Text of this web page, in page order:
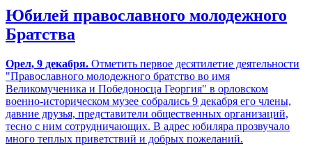
Юбилей православного молодежного
Братства
Орел, 9 декабря. Отметить первое десятилетие деятельности
"Православного молодежного братство во имя
Великомученика и Победоносца Георгия" в орловском
военно-историческом музее собрались 9 декабря его члены,
давние друзья, представители общественных организаций,
тесно с ним сотрудничающих. В адрес юбиляра прозвучало
много теплых приветствий и добрых пожеланий.